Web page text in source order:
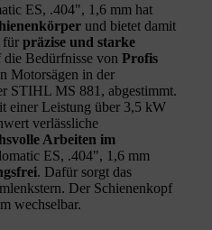
ES, .404", 1,6 mm hat
und bietet damit
für präzise und starke
Bedürfnisse von Profis
Motorsägen in der
STIHL MS 881, abgestimmt.
einer Leistung über 3,5 kW
verlässliche
Arbeiten im
ES, .404", 1,6 mm
. Dafür sorgt das
Der Schienenkopf
wechselbar.